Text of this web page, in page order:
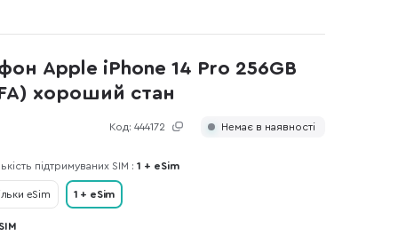
Apple iPhone 14 Pro 256GB
хороший стан
Код: 444172 Немає в наявності
підтримуваних SIM : 1 + eSim
eSim 1 + eSim